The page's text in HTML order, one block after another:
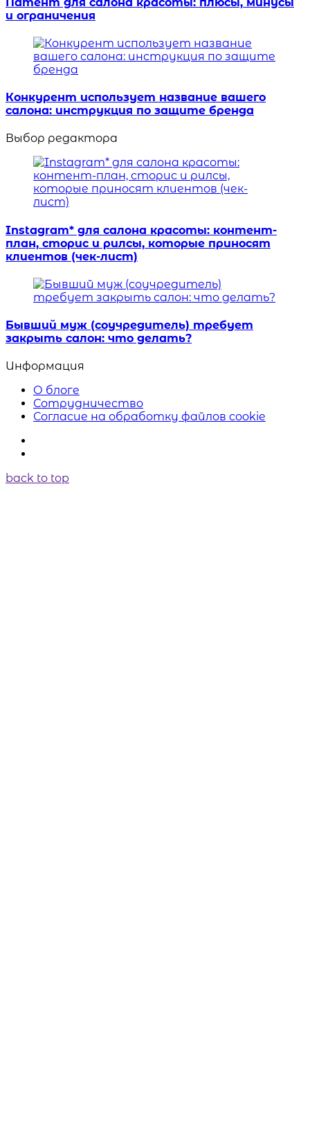
и ограничения
Конкурент использует название вашего
салона: инструкция по защите бренда
Выбор редактора
Instagram* для салона красоты: контент-
план, сторис и рилсы, которые приносят
клиентов (чек-лист)
Бывший муж (соучредитель) требует
закрыть салон: что делать?
Информация
О блоге
Сотрудничество
Согласие на обработку файлов cookie
back to top